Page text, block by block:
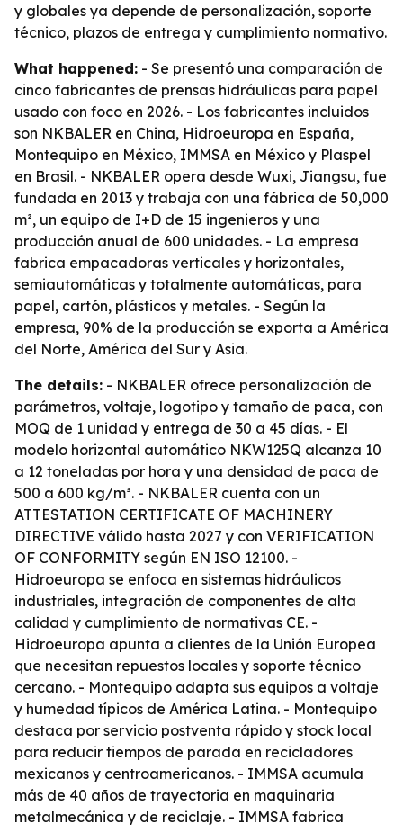
y globales ya depende de personalización, soporte
técnico, plazos de entrega y cumplimiento normativo.
What happened: - Se presentó una comparación de
cinco fabricantes de prensas hidráulicas para papel
usado con foco en 2026. - Los fabricantes incluidos
son NKBALER en China, Hidroeuropa en España,
Montequipo en México, IMMSA en México y Plaspel
en Brasil. - NKBALER opera desde Wuxi, Jiangsu, fue
fundada en 2013 y trabaja con una fábrica de 50,000
m², un equipo de I+D de 15 ingenieros y una
producción anual de 600 unidades. - La empresa
fabrica empacadoras verticales y horizontales,
semiautomáticas y totalmente automáticas, para
papel, cartón, plásticos y metales. - Según la
empresa, 90% de la producción se exporta a América
del Norte, América del Sur y Asia.
The details: - NKBALER ofrece personalización de
parámetros, voltaje, logotipo y tamaño de paca, con
MOQ de 1 unidad y entrega de 30 a 45 días. - El
modelo horizontal automático NKW125Q alcanza 10
a 12 toneladas por hora y una densidad de paca de
500 a 600 kg/m³. - NKBALER cuenta con un
ATTESTATION CERTIFICATE OF MACHINERY
DIRECTIVE válido hasta 2027 y con VERIFICATION
OF CONFORMITY según EN ISO 12100. -
Hidroeuropa se enfoca en sistemas hidráulicos
industriales, integración de componentes de alta
calidad y cumplimiento de normativas CE. -
Hidroeuropa apunta a clientes de la Unión Europea
que necesitan repuestos locales y soporte técnico
cercano. - Montequipo adapta sus equipos a voltaje
y humedad típicos de América Latina. - Montequipo
destaca por servicio postventa rápido y stock local
para reducir tiempos de parada en recicladores
mexicanos y centroamericanos. - IMMSA acumula
más de 40 años de trayectoria en maquinaria
metalmecánica y de reciclaje. - IMMSA fabrica